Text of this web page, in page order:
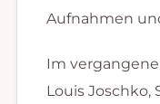
Aufnahmen
Im
Louis Joschko,